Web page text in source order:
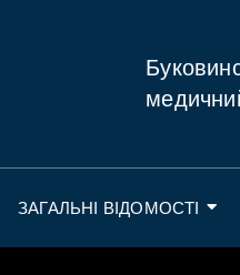
ЗАГАЛЬНІ ВІДОМОСТІ